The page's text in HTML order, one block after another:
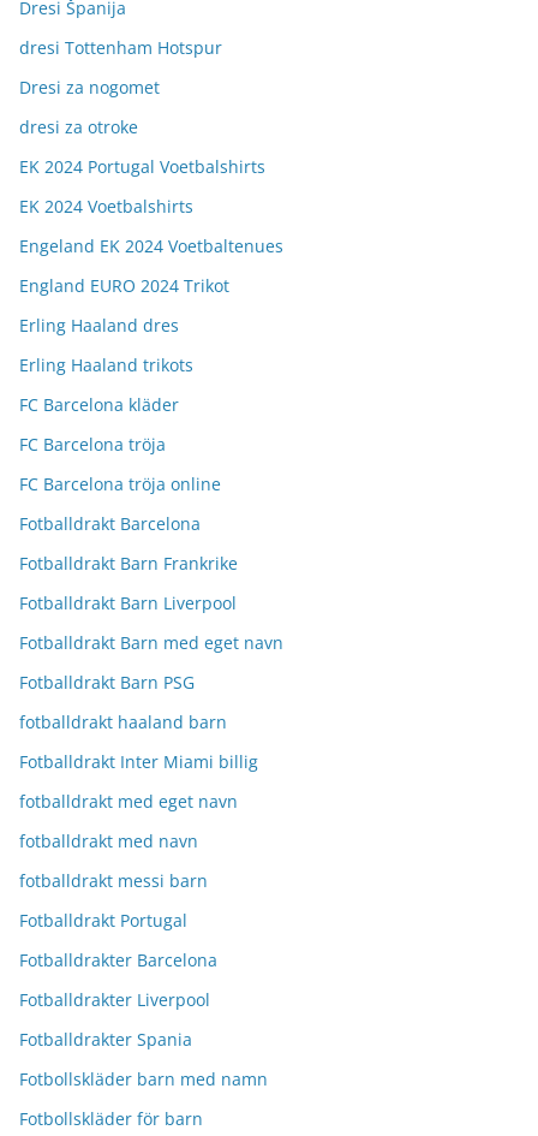
Dresi Španija
dresi Tottenham Hotspur
Dresi za nogomet
dresi za otroke
EK 2024 Portugal Voetbalshirts
EK 2024 Voetbalshirts
Engeland EK 2024 Voetbaltenues
England EURO 2024 Trikot
Erling Haaland dres
Erling Haaland trikots
FC Barcelona kläder
FC Barcelona tröja
FC Barcelona tröja online
Fotballdrakt Barcelona
Fotballdrakt Barn Frankrike
Fotballdrakt Barn Liverpool
Fotballdrakt Barn med eget navn
Fotballdrakt Barn PSG
fotballdrakt haaland barn
Fotballdrakt Inter Miami billig
fotballdrakt med eget navn
fotballdrakt med navn
fotballdrakt messi barn
Fotballdrakt Portugal
Fotballdrakter Barcelona
Fotballdrakter Liverpool
Fotballdrakter Spania
Fotbollskläder barn med namn
Fotbollskläder för barn